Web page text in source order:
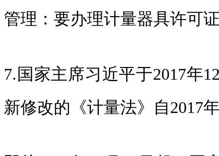
管理：要办理计量器具许可
7.国家主席习近平于2017年
新修改的《计量法》自2017